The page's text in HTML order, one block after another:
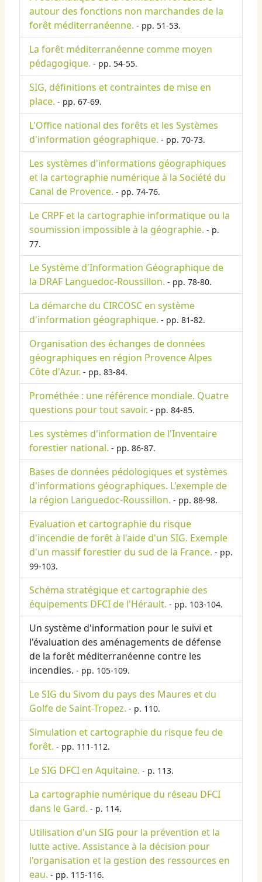
autour des fonctions non marchandes de la
forêt méditerranéenne. - pp. 51-53.
La forêt méditerranéenne comme moyen
pédagogique. - pp. 54-55.
SIG, définitions et contraintes de mise en
place. - pp. 67-69.
L'Office national des forêts et les Systèmes
d'information géographique. - pp. 70-73.
Les systèmes d'informations géographiques
et la cartographie numérique à la Société du
Canal de Provence. - pp. 74-76.
Le CRPF et la cartographie informatique ou la
soumission impossible à la géographie. - p.
77.
Le Système d'Information Géographique de
la DRAF Languedoc-Roussillon. - pp. 78-80.
La démarche du CIRCOSC en système
d'information géographique. - pp. 81-82.
Organisation des échanges de données
géographiques en région Provence Alpes
Côte d'Azur. - pp. 83-84.
Prométhée : une référence mondiale. Quatre
questions pour tout savoir. - pp. 84-85.
Les systèmes d'information de l'Inventaire
forestier national. - pp. 86-87.
Bases de données pédologiques et systèmes
d'informations géographiques. L'exemple de
la région Languedoc-Roussillon. - pp. 88-98.
Evaluation et cartographie du risque
d'incendie de forêt à l'aide d'un SIG. Exemple
d'un massif forestier du sud de la France. - pp.
99-103.
Schéma stratégique et cartographie des
équipements DFCI de l'Hérault. - pp. 103-104.
Un système d'information pour le suivi et
l'évaluation des aménagements de défense
de la forêt méditerranéenne contre les
incendies. - pp. 105-109.
Le SIG du Sivom du pays des Maures et du
Golfe de Saint-Tropez. - p. 110.
Simulation et cartographie du risque feu de
forêt. - pp. 111-112.
Le SIG DFCI en Aquitaine. - p. 113.
La cartographie numérique du réseau DFCI
dans le Gard. - p. 114.
Utilisation d'un SIG pour la prévention et la
lutte active. Assistance à la décision pour
l'organisation et la gestion des ressources en
eau. - pp. 115-116.